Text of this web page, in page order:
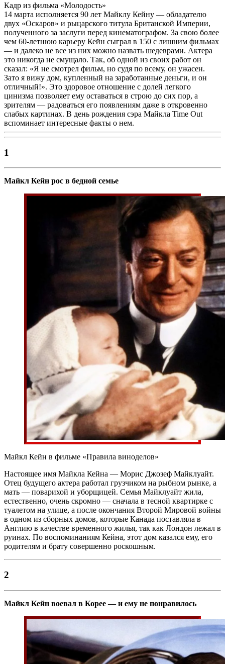
Кадр из фильма «Молодость»
14 марта исполняется 90 лет Майклу Кейну — обладателю
двух «Оскаров» и рыцарского титула Британской Империи,
полученного за заслуги перед кинематографом. За свою более
чем 60-летнюю карьеру Кейн сыграл в 150 с лишним фильмах
— и далеко не все из них можно назвать шедеврами. Актера
это никогда не смущало. Так, об одной из своих работ он
сказал: «Я не смотрел фильм, но судя по всему, он ужасен.
Зато я вижу дом, купленный на заработанные деньги, и он
отличный!». Это здоровое отношение с долей легкого
цинизма позволяет ему оставаться в строю до сих пор, а
зрителям — радоваться его появлениям даже в откровенно
слабых картинах. В день рождения сэра Майкла Time Out
вспоминает интересные факты о нем.
1
Майкл Кейн рос в бедной семье
Майкл Кейн в фильме «Правила виноделов»
Настоящее имя Майкла Кейна — Морис Джозеф Майклуайт.
Отец будущего актера работал грузчиком на рыбном рынке, а
мать — поварихой и уборщицей. Семья Майклуайт жила,
естественно, очень скромно — сначала в тесной квартирке с
туалетом на улице, а после окончания Второй Мировой войны
в одном из сборных домов, которые Канада поставляла в
Англию в качестве временного жилья, так как Лондон лежал в
руинах. По воспоминаниям Кейна, этот дом казался ему, его
родителям и брату совершенно роскошным.
2
Майкл Кейн воевал в Корее — и ему не понравилось